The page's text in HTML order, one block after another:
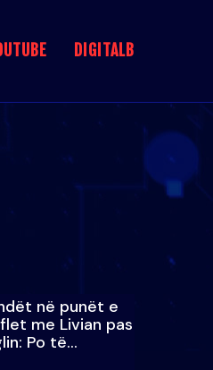
DIGITALB
në punët e
me Livian pas
Po të